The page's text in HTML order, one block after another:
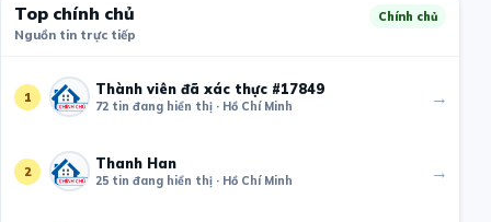
Top chính chủ
Nguồn tin trực tiếp
Chính chủ
1 Thành viên đã xác thực #17849
72 tin đang hiển thị · Hồ Chí Minh →
2 Thanh Han
25 tin đang hiển thị · Hồ Chí Minh →